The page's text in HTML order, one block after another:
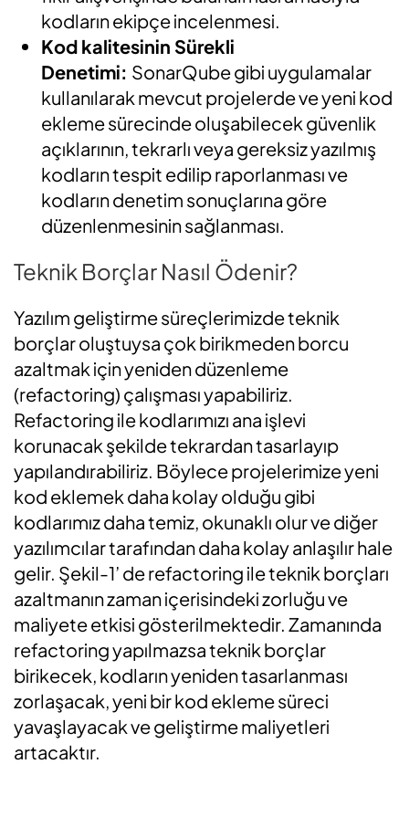
kodların ekipçe incelenmesi.
Kod kalitesinin Sürekli
Denetimi: SonarQube gibi uygulamalar
kullanılarak mevcut projelerde ve yeni kod
ekleme sürecinde oluşabilecek güvenlik
açıklarının, tekrarlı veya gereksiz yazılmış
kodların tespit edilip raporlanması ve
kodların denetim sonuçlarına göre
düzenlenmesinin sağlanması.
Teknik Borçlar Nasıl Ödenir?
Yazılım geliştirme süreçlerimizde teknik
borçlar oluştuysa çok birikmeden borcu
azaltmak için yeniden düzenleme
(refactoring) çalışması yapabiliriz.
Refactoring ile kodlarımızı ana işlevi
korunacak şekilde tekrardan tasarlayıp
yapılandırabiliriz. Böylece projelerimize yeni
kod eklemek daha kolay olduğu gibi
kodlarımız daha temiz, okunaklı olur ve diğer
yazılımcılar tarafından daha kolay anlaşılır hale
gelir. Şekil-1’ de refactoring ile teknik borçları
azaltmanın zaman içerisindeki zorluğu ve
maliyete etkisi gösterilmektedir. Zamanında
refactoring yapılmazsa teknik borçlar
birikecek, kodların yeniden tasarlanması
zorlaşacak, yeni bir kod ekleme süreci
yavaşlayacak ve geliştirme maliyetleri
artacaktır.